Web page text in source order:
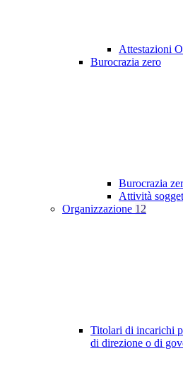
Attestazioni
Burocrazia zero
Burocrazia
Attività
Organizzazione 12
Titolari di incarichi
di direzione o di